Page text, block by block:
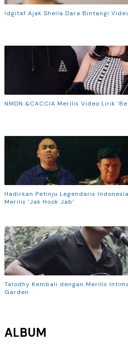
Idgitaf Ajak Sheila Dara Bintangi
NMDN &CACCIA Merilis Video Lirik
Hadirkan Petinju Legendaris
Merilis ‘Jak Hook Jab’
Talodhy Kembali dengan Merilis
Garden
ALBUM